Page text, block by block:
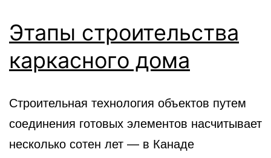
Этапы строительства
каркасного дома
Строительная технология объектов путем
соединения готовых элементов насчитывает
несколько сотен лет — в Канаде